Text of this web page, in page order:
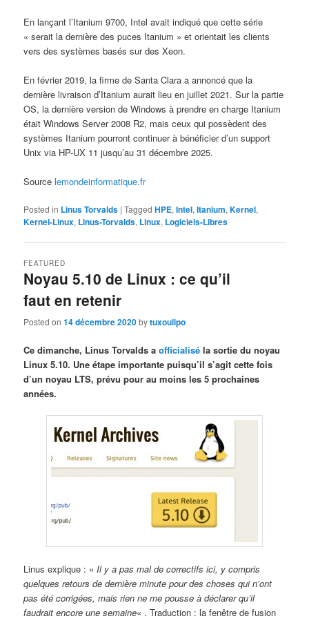
En lançant l’Itanium 9700, Intel avait indiqué que cette série
« serait la dernière des puces Itanium » et orientait les clients
vers des systèmes basés sur des Xeon.
En février 2019, la firme de Santa Clara a annoncé que la
dernière livraison d’Itanium aurait lieu en juillet 2021. Sur la partie
OS, la dernière version de Windows à prendre en charge Itanium
était Windows Server 2008 R2, mais ceux qui possèdent des
systèmes Itanium pourront continuer à bénéficier d’un support
Unix via HP-UX 11 jusqu’au 31 décembre 2025.
Sourcelemondeinformatique.fr
Posted in Linus Torvalds |Tagged HPE,Intel,Itanium,Kernel,
Kernel-Linux, Linus-Torvalds, Linux, Logiciels-Libres
Noyau 5.10 de Linux : ce qu’il
faut en retenir
FEATURED
Posted on14 décembre 2020bytuxoulipo
Ce dimanche, Linus Torvalds aofficialisé la sortie du noyau
Linux 5.10. Une étape importante puisqu’il s’agit cette fois
d’un noyau LTS, prévu pour au moins les 5 prochaines
années.
Linus explique : «Il y a pas mal de correctifs ici, y compris
quelques retours de dernière minute pour des choses qui n’ont
pas été corrigées, mais rien ne me pousse à déclarer qu’il
faudrait encore une semaine« . Traduction : la fenêtre de fusion